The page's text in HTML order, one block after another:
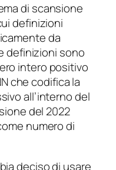
di scansione
definizioni
da
definizioni sono
intero positivo
che codifica la
all’interno del
del 2022
numero di
deciso di usare